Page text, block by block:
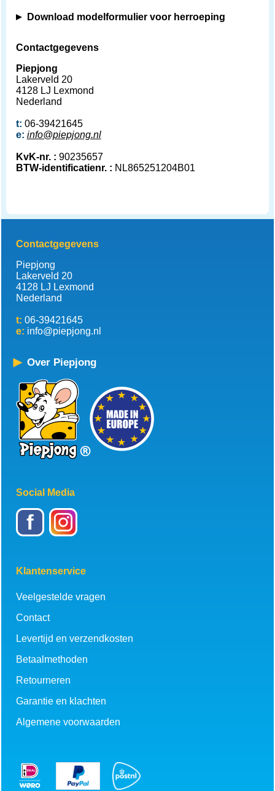
Download modelformulier voor herroeping
Contactgegevens
Piepjong
Lakerveld 20
4128 LJ Lexmond
Nederland
t: 06-39421645
e: info@piepjong.nl
KvK-nr. : 90235657
BTW-identificatienr. : NL865251204B01
Contactgegevens
Piepjong
Lakerveld 20
4128 LJ Lexmond
Nederland
t: 06-39421645
e: info@piepjong.nl
Over Piepjong
Social Media
f
Klantenservice
Veelgestelde vragen
Contact
Levertijd en verzendkosten
Betaalmethoden
Retourneren
Garantie en klachten
Algemene voorwaarden